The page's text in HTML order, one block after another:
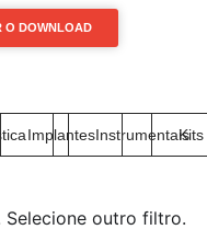
O DOWNLOAD
ImplantesInstrumentaisKits
Selecione outro filtro.